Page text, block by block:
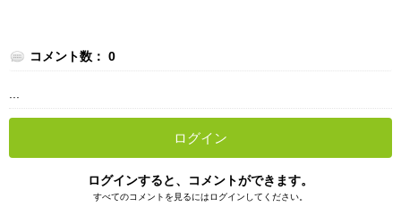
コメント数： 0
ログイン
ログインすると、コメントができます。
すべてのコメントを見るにはログインしてください。